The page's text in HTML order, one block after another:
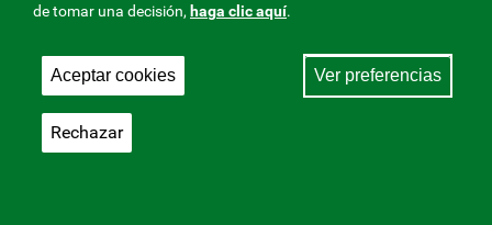
Sala de prensa
Mapa del sitio
LA MUTUA QUE CUIDA DE TI
de tomar una decisión, haga clic aquí.
Aceptar cookies Ver preferencias
Rechazar